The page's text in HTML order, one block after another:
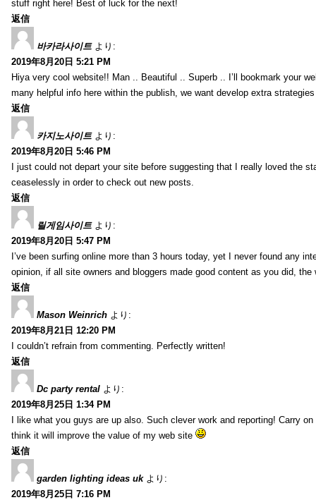
stuff right here! Best of luck for the next!
返信
바카라사이트 より:
2019年8月20日 5:21 PM
Hiya very cool website!! Man .. Beautiful .. Superb .. I’ll bookmark your
many helpful info here within the publish, we want develop extra
返信
카지노사이트 より:
2019年8月20日 5:46 PM
I just could not depart your site before suggesting that I really loved the
ceaselessly in order to check out new posts.
返信
릴게임사이트 より:
2019年8月20日 5:47 PM
I’ve been surfing online more than 3 hours today, yet I never found any
opinion, if all site owners and bloggers made good content as you did,
返信
Mason Weinrich より:
2019年8月21日 12:20 PM
I couldn’t refrain from commenting. Perfectly written!
返信
Dc party rental より:
2019年8月25日 1:34 PM
I like what you guys are up also. Such clever work and reporting! Carry
think it will improve the value of my web site
返信
garden lighting ideas uk より:
2019年8月25日 7:16 PM